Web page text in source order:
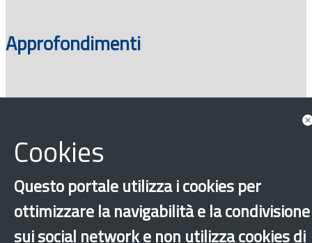
Approfondimenti
Progetti
Documenti
Cookies
Questo portale utilizza i cookies per
ottimizzare la navigabilità e la condivisione
sui social network e non utilizza cookies di